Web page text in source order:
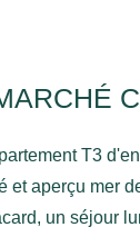
T3
un séjour